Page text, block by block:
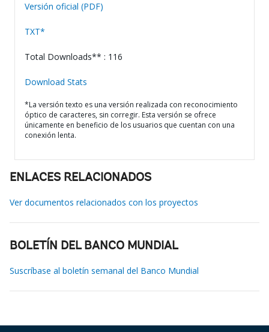
Versión oficial (PDF)
TXT*
Total Downloads** : 116
Download Stats
*La versión texto es una versión realizada con reconocimiento
óptico de caracteres, sin corregir. Esta versión se ofrece
únicamente en beneficio de los usuarios que cuentan con una
conexión lenta.
ENLACES RELACIONADOS
Ver documentos relacionados con los proyectos
BOLETÍN DEL BANCO MUNDIAL
Suscríbase al boletín semanal del Banco Mundial